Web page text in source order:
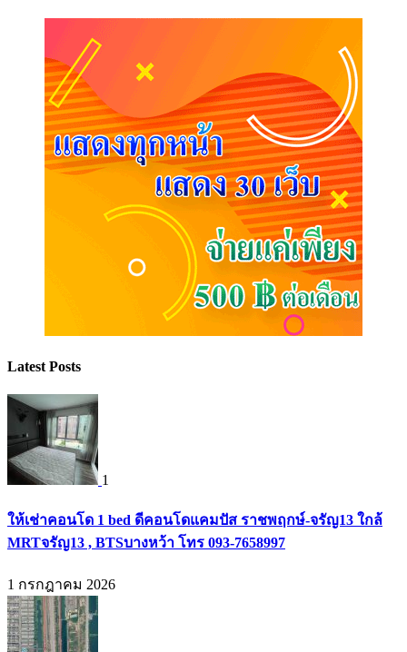
Latest Posts
1
ให้เช่าคอนโด 1 bed ดีคอนโดแคมปัส ราชพฤกษ์-จรัญ13 ใกล้
MRTจรัญ13 , BTSบางหว้า โทร 093-7658997
1 กรกฎาคม 2026